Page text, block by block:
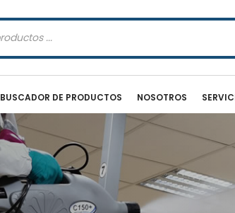
BUSCADOR DE PRODUCTOS NOSOTROS